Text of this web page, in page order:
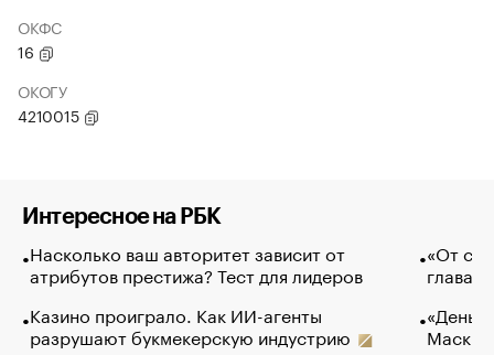
ОКФС
16
ОКОГУ
4210015
Интересное на РБК
Насколько ваш авторитет зависит от
атрибутов престижа? Тест для лидеров
Казино проиграло. Как ИИ-агенты
разрушают букмекерскую индустрию
«От
глава
Маск в